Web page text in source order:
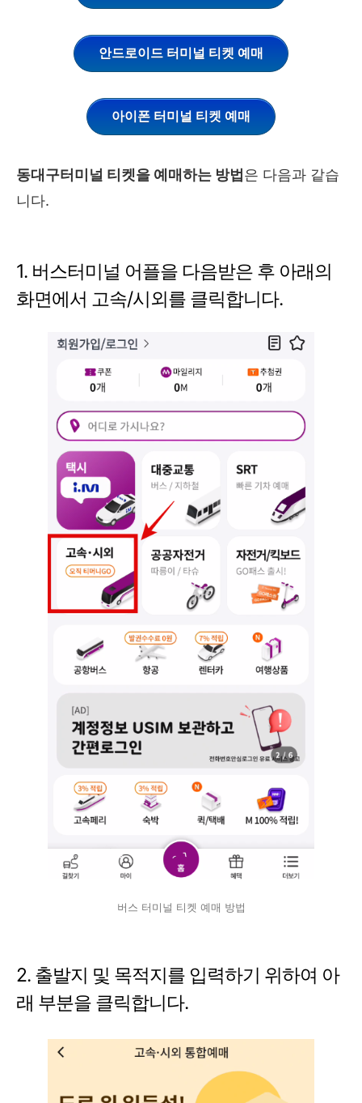
안드로이드 터미널 티켓 예매
아이폰 터미널 티켓 예매
동대구터미널 티켓을 예매하는 방법은 다음과 같습
니다.
1. 버스터미널 어플을 다음받은 후 아래의
화면에서 고속/시외를 클릭합니다.
버스 터미널 티켓 예매 방법
2. 출발지 및 목적지를 입력하기 위하여 아
래 부분을 클릭합니다.